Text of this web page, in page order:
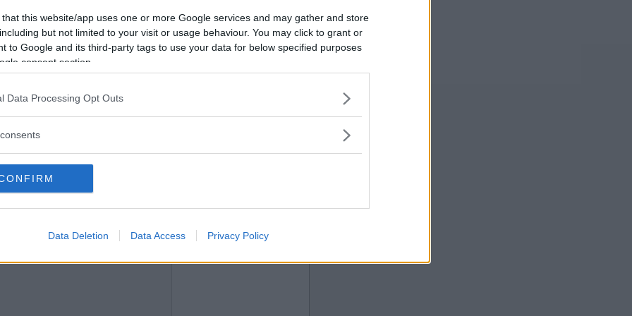
that this website/app uses one or more Google services and may gather and store
but not limited to your visit or usage behaviour. You may click to grant or
to Google and its third-party tags to use your data for below specified purposes
consent section.
Data Processing Opt Outs
Data Deletion Data Access Privacy Policy
2020-05-19 21:51
Torsdag o söndag.
Vill du bli
medlem?